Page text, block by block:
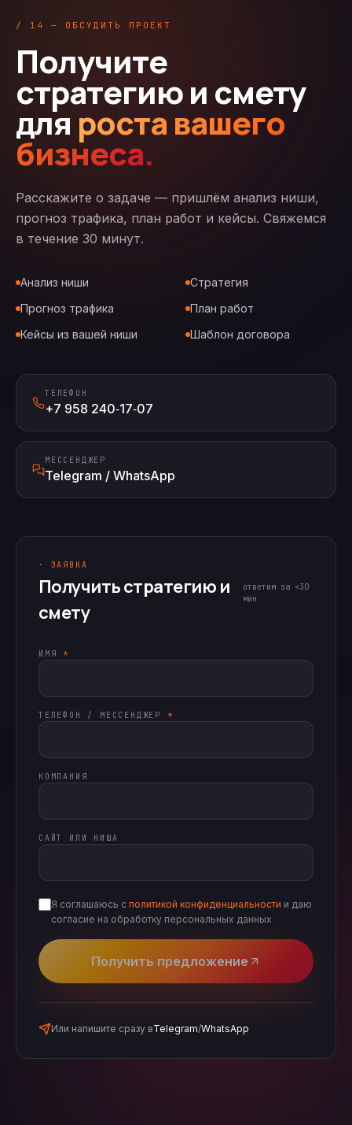
/ 14 — ОБСУДИТЬ ПРОЕКТ
Получите
стратегию и смету
для роста вашего
бизнеса.
Расскажите о задаче — пришлём анализ ниши,
прогноз трафика, план работ и кейсы. Свяжемся
в течение 30 минут.
Анализ ниши
Стратегия
Прогноз трафика
План работ
Кейсы из вашей ниши
Шаблон договора
ТЕЛЕФОН
+7 958 240‑17‑07
МЕССЕНДЖЕР
Telegram / WhatsApp
· ЗАЯВКА
Получить стратегию и
смету
ответим за <30
мин
ИМЯ *
ТЕЛЕФОН / МЕССЕНДЖЕР *
КОМПАНИЯ
САЙТ ИЛИ НИША
Я соглашаюсь с политикой конфиденциальности и даю
согласие на обработку персональных данных
Получить предложение
Или напишите сразу вTelegram/WhatsApp